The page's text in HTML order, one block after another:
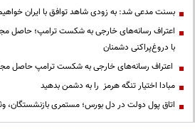
بسنت مدعی شد: به زودی شاهد توافق با ایران
اعتراف رسانه‌های خارجی به شکست ترامپ؛ حاصل
با دروغ‌پراکنی دشمنان
اعتراف رسانه‌های خارجی به شکست ترامپ حاصل
مبادا اختیار تنگه هرمز را به دشمن بدهید
اتاق پول دولت در دل بورس؛ مستمری بازنشستگان،